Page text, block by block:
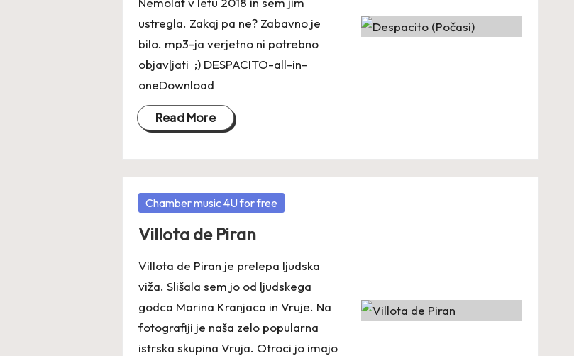
ustregla. Zakaj pa ne? Zabavno je
bilo. mp3-ja verjetno ni potrebno
objavljati ;) DESPACITO-all-in-
oneDownload
Read More
Posted
Chamber music 4U for free
Villota de Piran
Villota de Piran je prelepa ljudska
viža. Slišala sem jo od ljudskega
godca Marina Kranjaca in Vruje. Na
fotografiji je naša zelo popularna
istrska skupina Vruja. Otroci jo imajo